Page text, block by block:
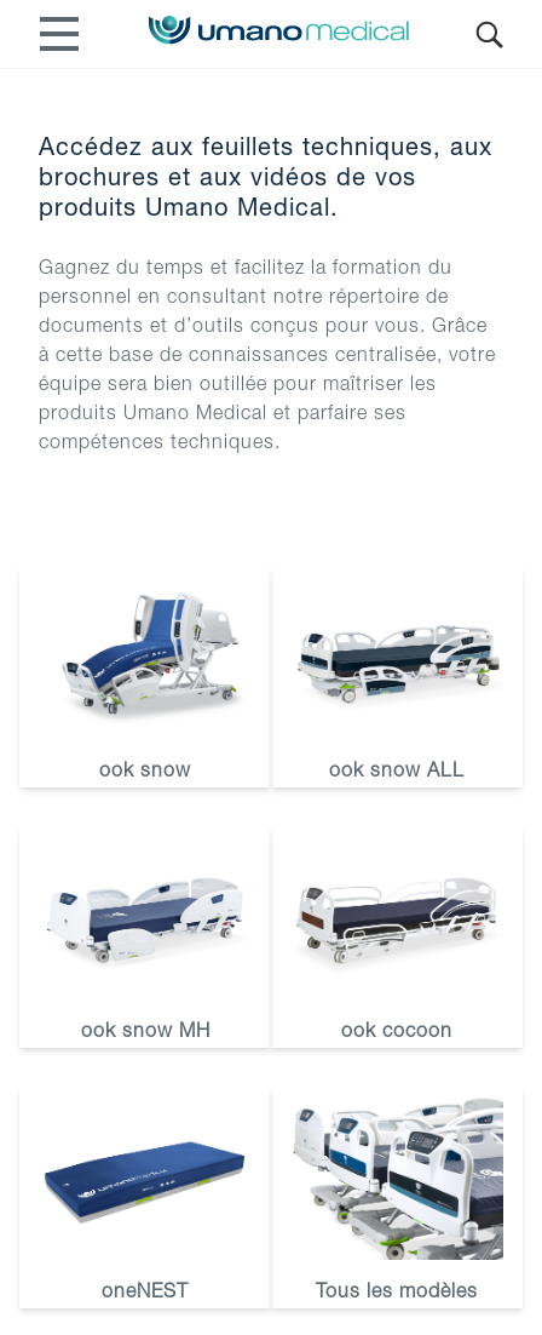
Accédez aux feuillets techniques, aux
brochures et aux vidéos de vos
produits Umano Medical.
Gagnez du temps et facilitez la formation du
personnel en consultant notre répertoire de
documents et d’outils conçus pour vous. Grâce
à cette base de connaissances centralisée, votre
équipe sera bien outillée pour maîtriser les
produits Umano Medical et parfaire ses
compétences techniques.
ook snow ook snow ALL
ook snow MH ook cocoon
oneNEST Tous les modèles